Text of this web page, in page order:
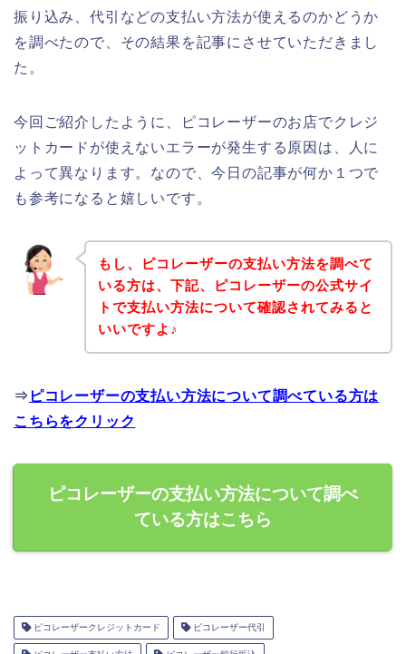
振り込み、代引などの支払い方法が使えるのかどうか
を調べたので、その結果を記事にさせていただきまし
た。
今回ご紹介したように、ピコレーザーのお店でクレジ
ットカードが使えないエラーが発生する原因は、人に
よって異なります。なので、今日の記事が何か１つで
も参考になると嬉しいです。
もし、ピコレーザーの支払い方法を調べて
いる方は、下記、ピコレーザーの公式サイ
トで支払い方法について確認されてみると
いいですよ♪
⇒ ピコレーザーの支払い方法について調べている方は
こちらをクリック
ピコレーザーの支払い方法について調べ
ている方はこちら
ピコレーザークレジットカード ピコレーザー代引